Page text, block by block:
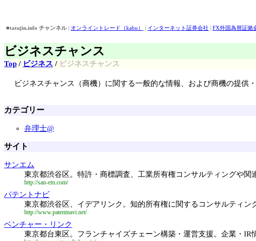
■tatujin.info チャンネル| オンライントレード（kabu） | インターネット証券会社 | FX外国為替証拠
ビジネスチャンス
Top / ビジネス / ビジネスチャンス
ビジネスチャンス（商機）に関する一般的な情報、および商機の提供
カテゴリー
弁理士@
サイト
サンエム
東京都渋谷区。特許・商標調査、工業所有権コンサルティングや関
http://san-em.com/
パテントナビ
東京都渋谷区、イデアリンク。知的所有権に関するコンサルティン
http://www.patentnavi.net/
ベンチャー・リンク
東京都台東区。フランチャイズチェーン構築・運営支援。企業・IR